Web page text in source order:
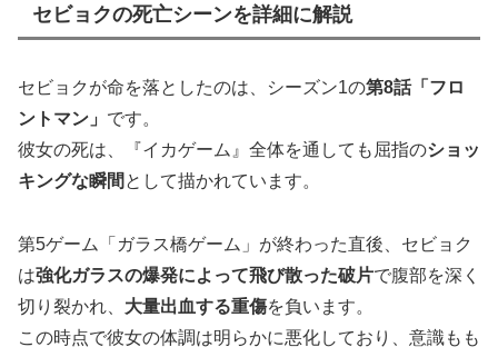
セビョクの死亡シーンを詳細に解説
セビョクが命を落としたのは、シーズン1の第8話「フロ
ントマン」 です。
彼女の死は、『イカゲーム』全体を通しても屈指のショッ
キングな瞬間 として描かれています。
第5ゲーム「ガラス橋ゲーム」が終わった直後、セビョク
は強化ガラスの爆発によって飛び散った破片で腹部を深く
切り裂かれ、 大量出血する重傷を負います。
この時点で彼女の体調は明らかに悪化しており、意識もも